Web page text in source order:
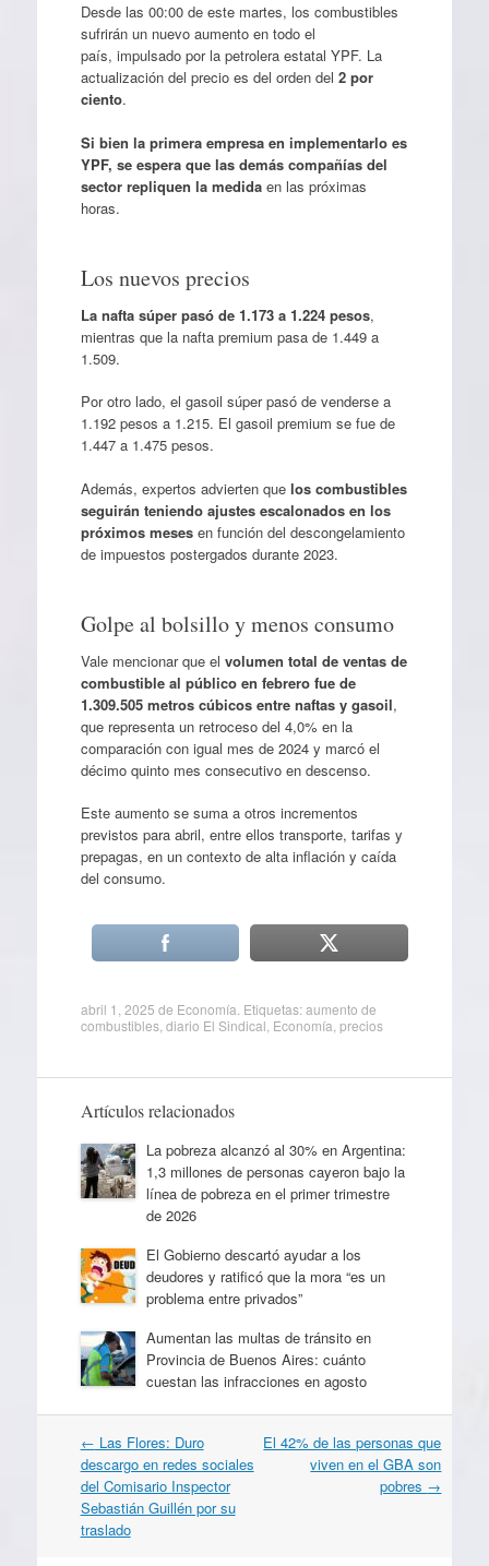
Desde las 00:00 de este martes, los combustibles
sufrirán un nuevo aumento en todo el
país, impulsado por la petrolera estatal YPF. La
actualización del precio es del orden del 2 por
ciento.
Si bien la primera empresa en implementarlo es
YPF, se espera que las demás compañías del
sector repliquen la medidaen las próximas
horas.
Los nuevos precios
La nafta súper pasó de 1.173 a 1.224 pesos,
mientras que la nafta premium pasa de 1.449 a
1.509.
Por otro lado, el gasoil súper pasó de venderse a
1.192 pesos a 1.215. El gasoil premium se fue de
1.447 a 1.475 pesos.
Además, expertos advierten que los combustibles
seguirán teniendo ajustes escalonados en los
próximos mesesen función del descongelamiento
de impuestos postergados durante 2023.
Golpe al bolsillo y menos consumo
Vale mencionar que el volumen total de ventas de
combustible al público en febrero fue de
1.309.505 metros cúbicos entre naftas y gasoil,
que representa un retroceso del 4,0% en la
comparación con igual mes de 2024 y marcó el
décimo quinto mes consecutivo en descenso.
Este aumento se suma a otros incrementos
previstos para abril, entre ellos transporte, tarifas y
prepagas, en un contexto de alta inflación y caída
del consumo.
abril 1, 2025 de Economía . Etiquetas:aumento de
combustibles, diario El Sindical Economía precios
Artículos relacionados
La pobreza alcanzó al 30% en Argentina:
1,3 millones de personas cayeron bajo la
línea de pobreza en el primer trimestre
de 2026
El Gobierno descartó ayudar a los
deudores y ratificó que la mora “es un
problema entre privados”
Aumentan las multas de tránsito en
Provincia de Buenos Aires: cuánto
cuestan las infracciones en agosto
Navegación
por
artículos
← Las Flores: Duro
descargo en redes sociales
del Comisario Inspector
Sebastián Guillén por su
traslado
El 42% de las personas que
viven en el GBA son
pobres →